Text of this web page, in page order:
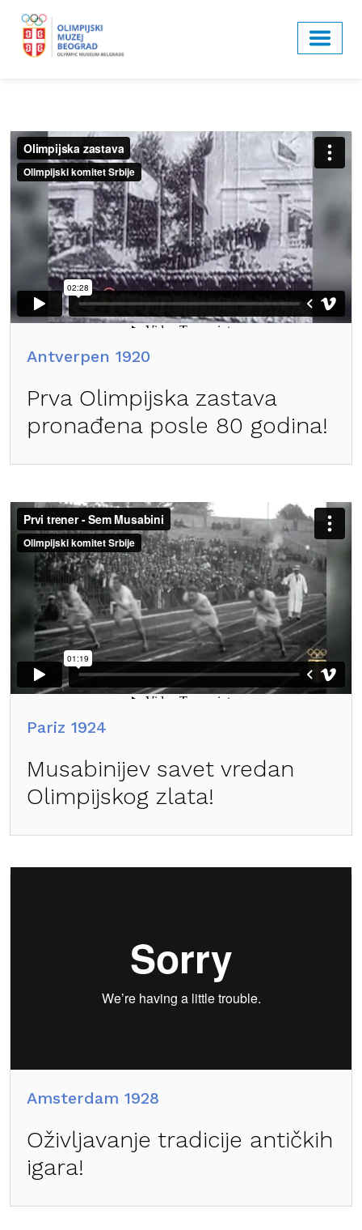
Antverpen 1920
Prva Olimpijska zastava
pronađena posle 80 godina!
Pariz 1924
Musabinijev savet vredan
Olimpijskog zlata!
Amsterdam 1928
Oživljavanje tradicije antičkih
igara!